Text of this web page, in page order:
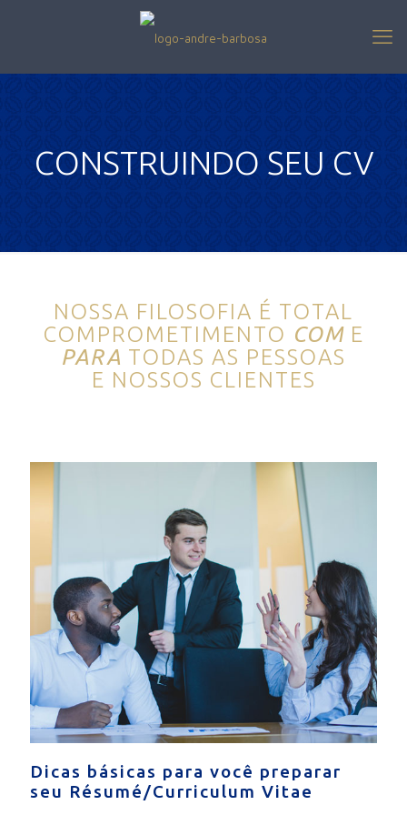
CONSTRUINDO SEU CV
NOSSA FILOSOFIA É TOTAL
COMPROMETIMENTO COME
PARA TODAS AS PESSOAS
E NOSSOS CLIENTES
Dicas básicas para você preparar
seu Résumé/Curriculum Vitae